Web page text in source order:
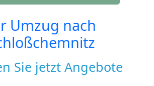
Umzug nach
Sie jetzt Angebote